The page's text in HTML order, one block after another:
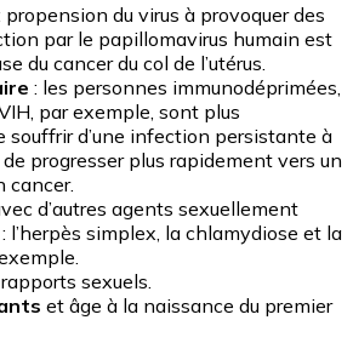
propension du virus à provoquer des
par le papillomavirus humain est
du cancer du col de l’utérus.
: les personnes immunodéprimées,
par exemple, sont plus
souffrir d’une infection persistante à
de progresser plus rapidement vers un
cancer.
d’autres agents sexuellement
l’herpès simplex, la chlamydiose et la
sexuels.
et âge à la naissance du premier